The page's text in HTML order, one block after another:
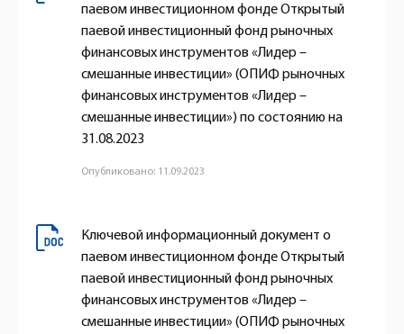
паевом инвестиционном фонде Открытый
паевой инвестиционный фонд рыночных
финансовых инструментов «Лидер –
смешанные инвестиции» (ОПИФ рыночных
финансовых инструментов «Лидер –
смешанные инвестиции») по состоянию на
31.08.2023
Опубликовано: 11.09.2023
Ключевой информационный документ о
паевом инвестиционном фонде Открытый
паевой инвестиционный фонд рыночных
финансовых инструментов «Лидер –
смешанные инвестиции» (ОПИФ рыночных